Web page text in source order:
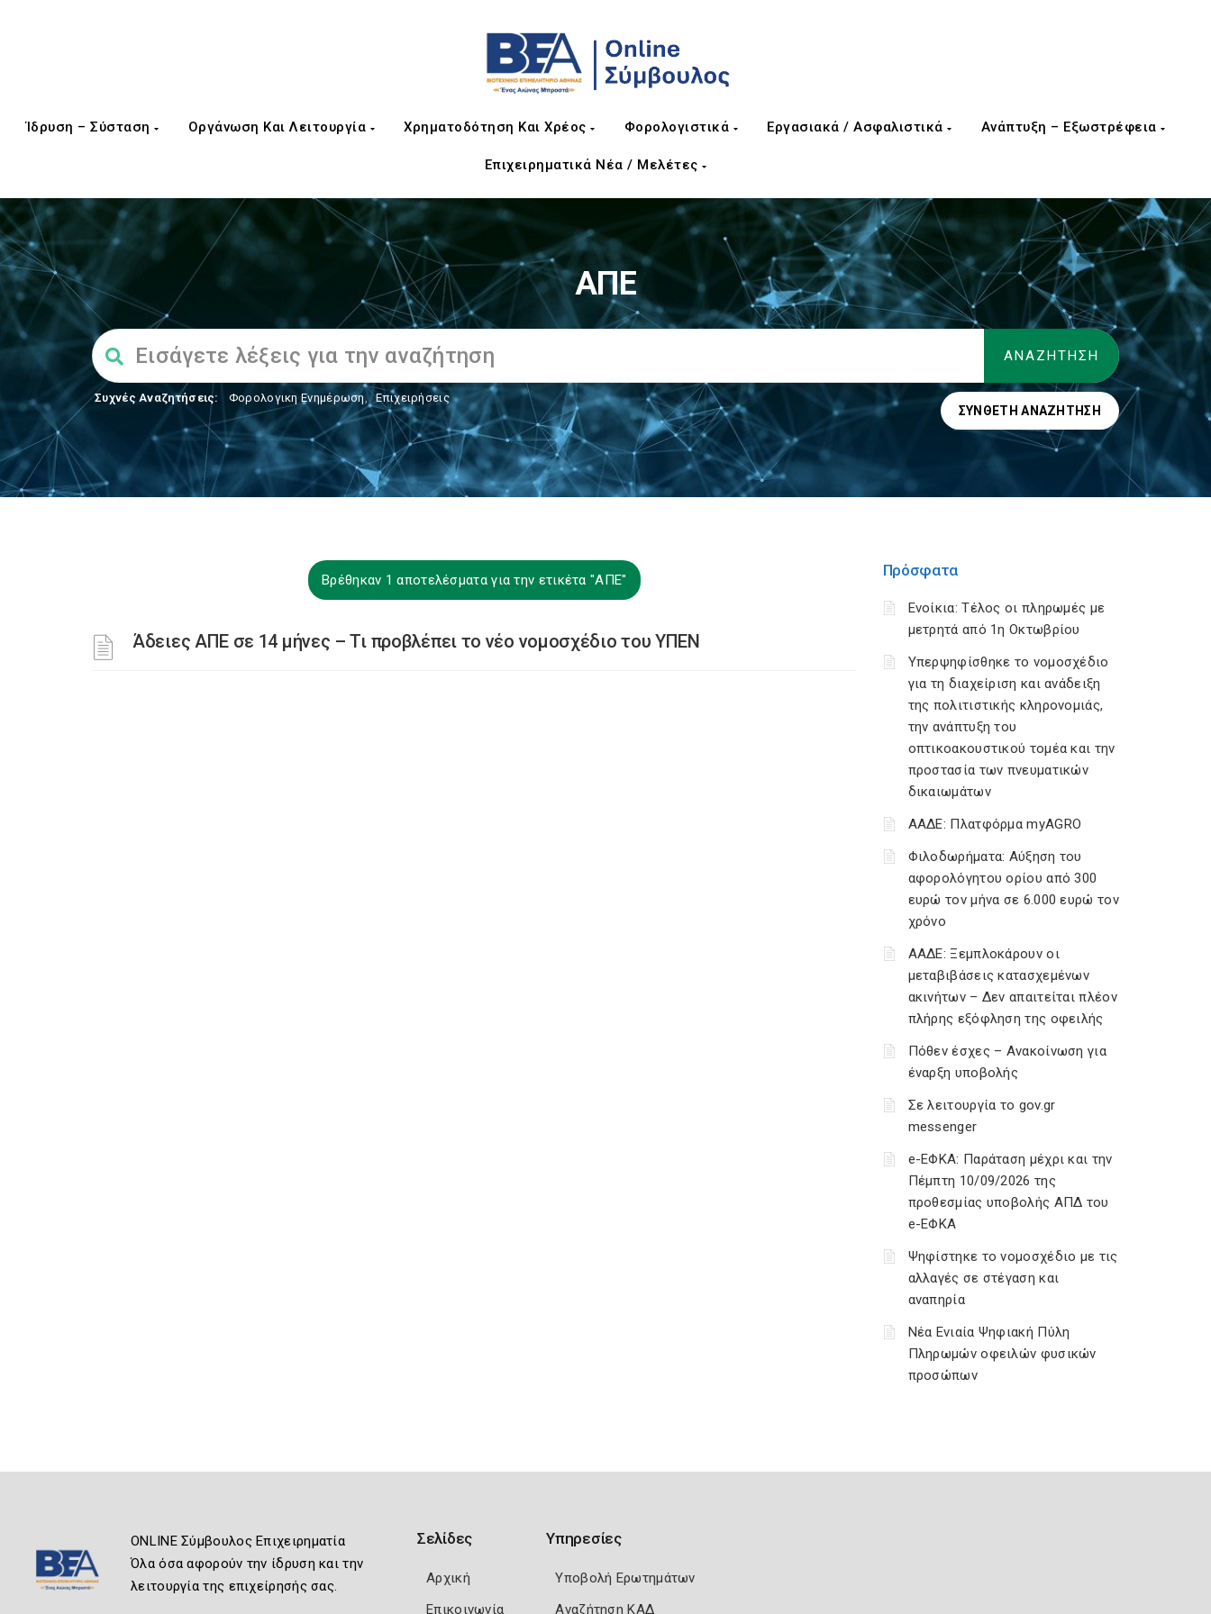
Ίδρυση – Σύσταση Οργάνωση Και Λειτουργία Χρηματοδότηση Και Χρέος Φορολογιστικά Εργασιακά / Ασφαλιστικά Ανάπτυξη – Εξωστρέφεια
Επιχειρηματικά Νέα / Μελέτες
ΑΠΕ
Συχνές Αναζητήσεις: Φορολογικη Ενημέρωση, Επιχειρήσεις
ΣΎΝΘΕΤΗ ΑΝΑΖΉΤΗΣΗ
Βρέθηκαν 1 αποτελέσματα για την ετικέτα "ΑΠΕ"
Άδειες ΑΠΕ σε 14 μήνες – Τι προβλέπει το νέο νομοσχέδιο του ΥΠΕΝ
Πρόσφατα
Ενοίκια: Τέλος οι πληρωμές με
μετρητά από 1η Οκτωβρίου
Υπερψηφίσθηκε το νομοσχέδιο
για τη διαχείριση και ανάδειξη
της πολιτιστικής κληρονομιάς,
την ανάπτυξη του
οπτικοακουστικού τομέα και την
προστασία των πνευματικών
δικαιωμάτων
ΑΑΔΕ: Πλατφόρμα myAGRO
Φιλοδωρήματα: Αύξηση του
αφορολόγητου ορίου από 300
ευρώ τον μήνα σε 6.000 ευρώ τον
χρόνο
ΑΑΔΕ: Ξεμπλοκάρουν οι
μεταβιβάσεις κατασχεμένων
ακινήτων – Δεν απαιτείται πλέον
πλήρης εξόφληση της οφειλής
Πόθεν έσχες – Ανακοίνωση για
έναρξη υποβολής
Σε λειτουργία το gov.gr
messenger
e-ΕΦΚΑ: Παράταση μέχρι και την
Πέμπτη 10/09/2026 της
προθεσμίας υποβολής ΑΠΔ του
e-ΕΦΚΑ
Ψηφίστηκε το νομοσχέδιο με τις
αλλαγές σε στέγαση και
αναπηρία
Νέα Ενιαία Ψηφιακή Πύλη
Πληρωμών οφειλών φυσικών
προσώπων
ONLINE Σύμβουλος Επιχειρηματία
Όλα όσα αφορούν την ίδρυση και την
λειτουργία της επιχείρησής σας.
Σελίδες
Αρχική
Επικοινωνία
Υπηρεσίες
Υποβολή Ερωτημάτων
Αναζήτηση ΚΑΔ